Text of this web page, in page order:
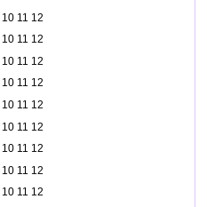
10 11 12
10 11 12
10 11 12
10 11 12
10 11 12
10 11 12
10 11 12
10 11 12
10 11 12